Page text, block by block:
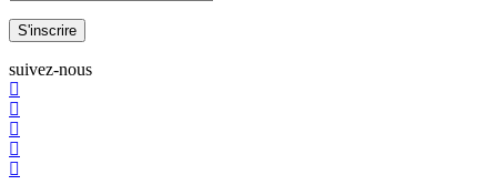
S'inscrire
suivez-nous